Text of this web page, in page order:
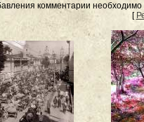
комментарии необходимо
[